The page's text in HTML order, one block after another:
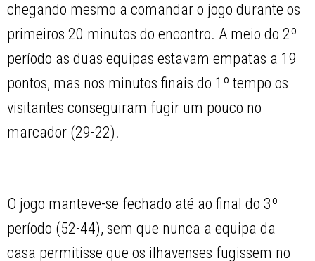
chegando mesmo a comandar o jogo durante os
primeiros 20 minutos do encontro. A meio do 2º
período as duas equipas estavam empatas a 19
pontos, mas nos minutos finais do 1º tempo os
visitantes conseguiram fugir um pouco no
marcador (29-22).
O jogo manteve-se fechado até ao final do 3º
período (52-44), sem que nunca a equipa da
casa permitisse que os ilhavenses fugissem no